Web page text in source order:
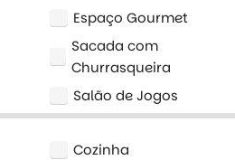
Espaço Gourmet
Sacada com
Churrasqueira
Salão de Jogos
Cozinha